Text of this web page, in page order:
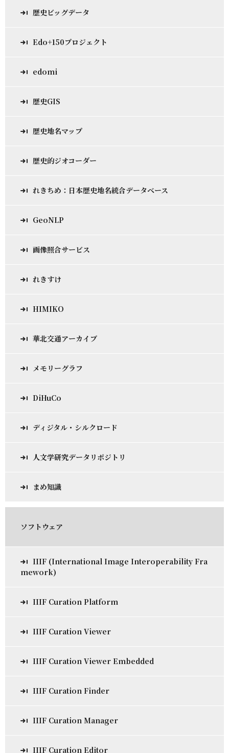
歴史ビッグデータ
Edo+150プロジェクト
edomi
歴史GIS
歴史地名マップ
歴史的ジオコーダー
れきちめ：日本歴史地名統合データベース
GeoNLP
画像照合サービス
れきすけ
HIMIKO
華北交通アーカイブ
メモリーグラフ
DiHuCo
ディジタル・シルクロード
人文学研究データリポジトリ
まめ知識
ソフトウェア
IIIF (International Image Interoperability Fra
mework)
IIIF Curation Platform
IIIF Curation Viewer
IIIF Curation Viewer Embedded
IIIF Curation Finder
IIIF Curation Manager
IIIF Curation Editor